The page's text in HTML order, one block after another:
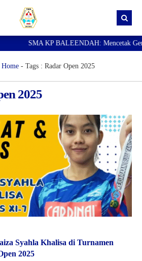
SMA KP BALEENDAH: Mencetak
Home- Tags : Radar Open 2025
2025
Syahla Khalisa di Turnamen
2025